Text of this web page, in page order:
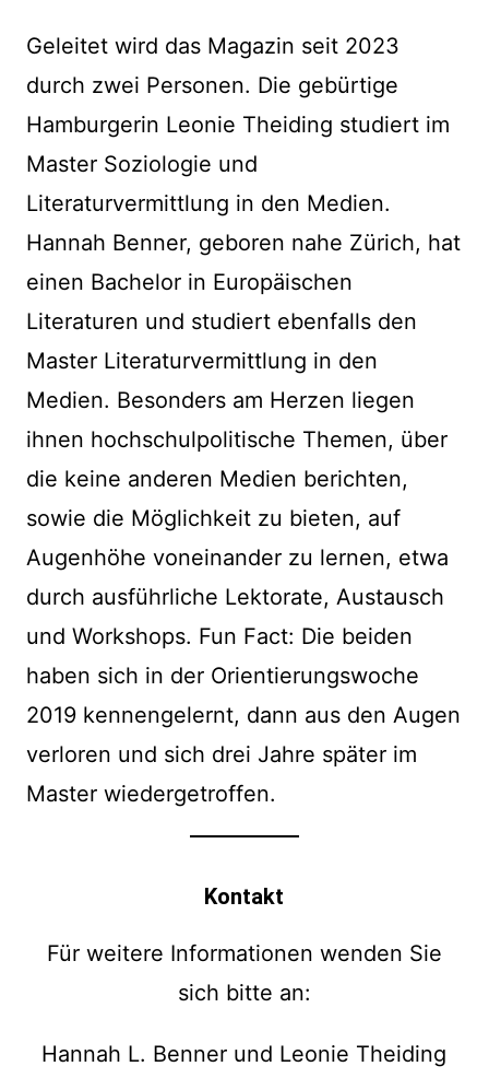
Geleitet wird das Magazin seit 2023
durch zwei Personen. Die gebürtige
Hamburgerin Leonie Theiding studiert im
Master Soziologie und
Literaturvermittlung in den Medien.
Hannah Benner, geboren nahe Zürich, hat
einen Bachelor in Europäischen
Literaturen und studiert ebenfalls den
Master Literaturvermittlung in den
Medien. Besonders am Herzen liegen
ihnen hochschulpolitische Themen, über
die keine anderen Medien berichten,
sowie die Möglichkeit zu bieten, auf
Augenhöhe voneinander zu lernen, etwa
durch ausführliche Lektorate, Austausch
und Workshops. Fun Fact: Die beiden
haben sich in der Orientierungswoche
2019 kennengelernt, dann aus den Augen
verloren und sich drei Jahre später im
Master wiedergetroffen.
Kontakt
Für weitere Informationen wenden Sie
sich bitte an:
Hannah L. Benner und Leonie Theiding